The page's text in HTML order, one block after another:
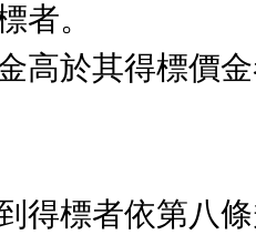
者。
高於其得標價
得標者依第八